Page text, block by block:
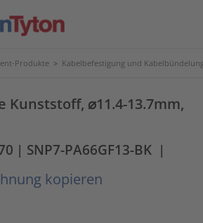
Produkte > Kabelbefestigung und
Kunststoff, ⌀11.4-13.7mm,
| SNP7-PA66GF13-BK |
kopieren